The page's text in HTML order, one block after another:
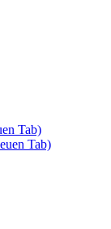
Tab)
Tab)